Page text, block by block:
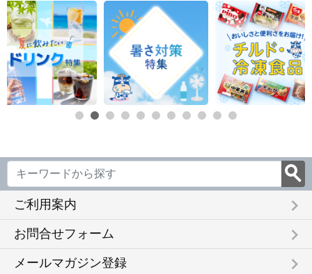
ご利用案内 keyboard_arrow_right
お問合せフォーム keyboard_arrow_right
メールマガジン登録 keyboard_arrow_right